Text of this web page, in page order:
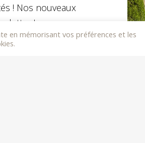
! Nos nouveaux
!
en mémorisant vos préférences et les